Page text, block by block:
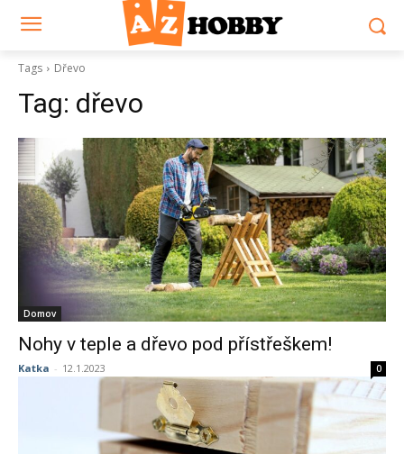
Tags Dřevo
Tag: dřevo
Domov
Nohy v teple a dřevo pod přístřeškem!
Katka - 12.1.2023 0